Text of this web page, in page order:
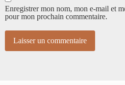
Enregistrer mon nom, mon e-mail et
pour mon prochain commentaire.